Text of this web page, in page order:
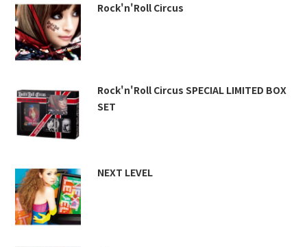
Rock'n'Roll Circus
Rock'n'Roll Circus SPECIAL LIMITED BOX
SET
NEXT LEVEL